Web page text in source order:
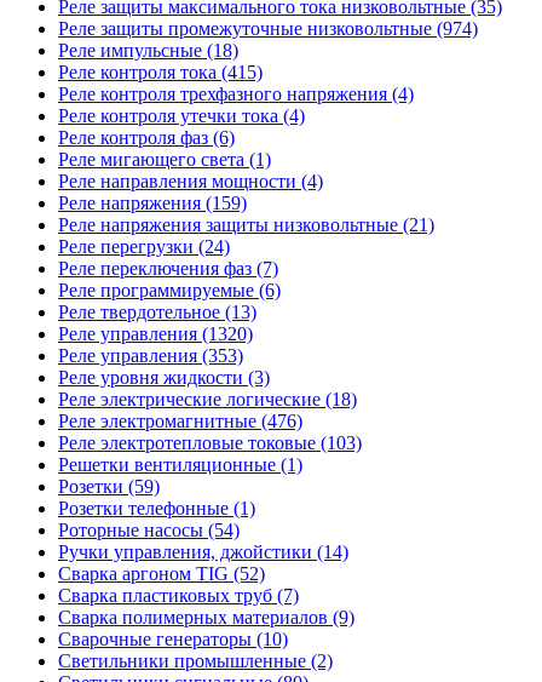
Реле защиты максимального тока низковольтные (35)
Реле защиты промежуточные низковольтные (974)
Реле импульсные (18)
Реле контроля тока (415)
Реле контроля трехфазного напряжения (4)
Реле контроля утечки тока (4)
Реле контроля фаз (6)
Реле мигающего света (1)
Реле направления мощности (4)
Реле напряжения (159)
Реле напряжения защиты низковольтные (21)
Реле перегрузки (24)
Реле переключения фаз (7)
Реле программируемые (6)
Реле твердотельное (13)
Реле управления (1320)
Реле управления (353)
Реле уровня жидкости (3)
Реле электрические логические (18)
Реле электромагнитные (476)
Реле электротепловые токовые (103)
Решетки вентиляционные (1)
Розетки (59)
Розетки телефонные (1)
Роторные насосы (54)
Ручки управления, джойстики (14)
Сварка аргоном TIG (52)
Сварка пластиковых труб (7)
Сварка полимерных материалов (9)
Сварочные генераторы (10)
Светильники промышленные (2)